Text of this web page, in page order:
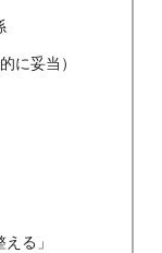
に妥当）
る」